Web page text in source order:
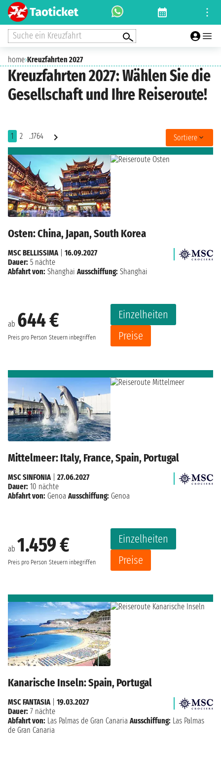
Suche ein Kreuzfahrt
home›Kreuzfahrten 2027
Kreuzfahrten 2027: Wählen Sie die
Gesellschaft und Ihre Reiseroute!
1 2 ..1764 Sortiere
Osten: China, Japan, South Korea
ab 644 €
Preis pro Person Steuern inbegriffen
Einzelheiten
Preise
MSC BELLISSIMA| 16.09.2027
Dauer: 5 nächte
Abfahrt von: Shanghai Ausschiffung: Shanghai
Mittelmeer: Italy, France, Spain, Portugal
ab 1.459 €
Preis pro Person Steuern inbegriffen
Einzelheiten
Preise
MSC SINFONIA| 27.06.2027
Dauer: 10 nächte
Abfahrt von: Genoa Ausschiffung: Genoa
Kanarische Inseln: Spain, Portugal
MSC FANTASIA| 19.03.2027
Dauer: 7 nächte
Abfahrt von: Las Palmas de Gran Canaria Ausschiffung: Las Palmas
de Gran Canaria